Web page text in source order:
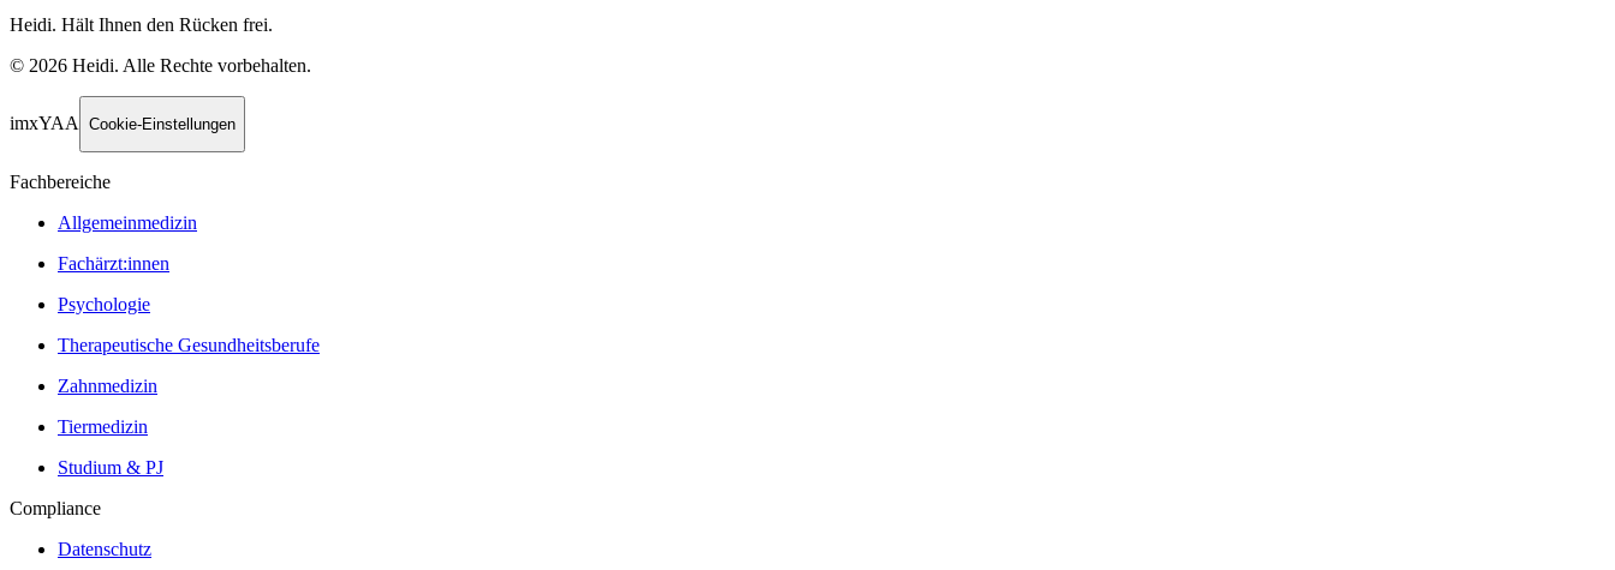
Heidi. Hält Ihnen den Rücken frei.
© 2026 Heidi. Alle Rechte vorbehalten.
imxYAA Cookie-Einstellungen
Fachbereiche
Allgemeinmedizin
Fachärzt:innen
Psychologie
Therapeutische Gesundheitsberufe
Zahnmedizin
Tiermedizin
Studium & PJ
Compliance
Datenschutz